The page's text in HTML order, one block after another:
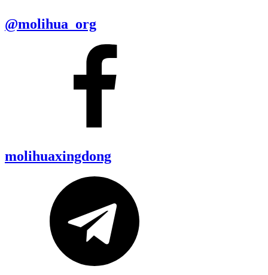
@molihua_org
molihuaxingdong